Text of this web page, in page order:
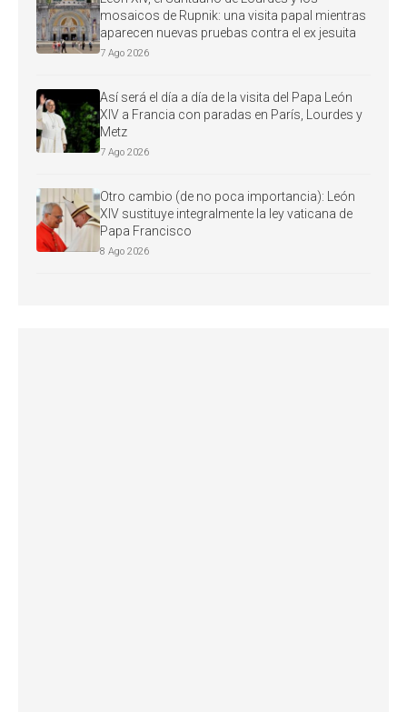
mosaicos de Rupnik: una visita papal mientras
aparecen nuevas pruebas contra el ex jesuita
7 Ago 2026
Así será el día a día de la visita del Papa León
XIV a Francia con paradas en París, Lourdes y
Metz
7 Ago 2026
Otro cambio (de no poca importancia): León
XIV sustituye integralmente la ley vaticana de
Papa Francisco
8 Ago 2026